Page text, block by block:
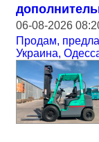
06-08-2026
Продам,
Украина,